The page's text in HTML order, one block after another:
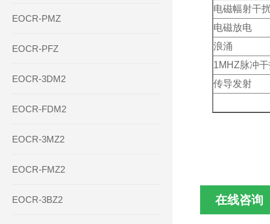
EOCR-PMZ
EOCR-PFZ
EOCR-3DM2
EOCR-FDM2
EOCR-3MZ2
EOCR-FMZ2
EOCR-3BZ2
电磁幅射干
电磁放电
浪涌
1MHZ脉冲
传导发射
在线咨询